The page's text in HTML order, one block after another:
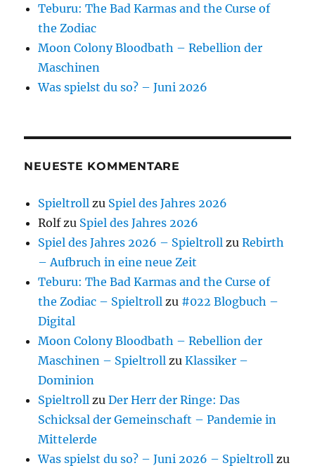
Teburu: The Bad Karmas and the Curse of
the Zodiac
Moon Colony Bloodbath – Rebellion der
Maschinen
Was spielst du so? – Juni 2026
NEUESTE KOMMENTARE
Spieltroll zu Spiel des Jahres 2026
Rolfzu Spiel des Jahres 2026
Spiel des Jahres 2026 – Spieltroll zuRebirth
– Aufbruch in eine neue Zeit
Teburu: The Bad Karmas and the Curse of
the Zodiac – Spieltroll zu #022 Blogbuch –
Digital
Moon Colony Bloodbath – Rebellion der
Maschinen – Spieltroll zuKlassiker –
Dominion
Spieltroll zuDer Herr der Ringe: Das
Schicksal der Gemeinschaft – Pandemie in
Mittelerde
Was spielst du so? – Juni 2026 – Spieltroll zu